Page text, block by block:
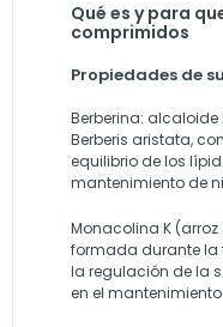
Qué es y para
comprimidos
Propiedades de
Berberina:
Berberis aristata,
equilibrio de los
mantenimiento de
Monacolina K
formada durante la
la regulación de la
en el